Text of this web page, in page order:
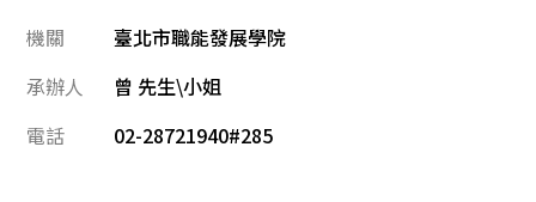
機關
臺北市職能發展學院
承辦人
曾 先生\小姐
電話
02-28721940#285